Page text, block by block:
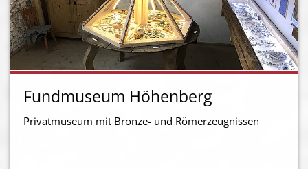
Fundmuseum Höhenberg
Privatmuseum mit Bronze- und Römerzeugnissen